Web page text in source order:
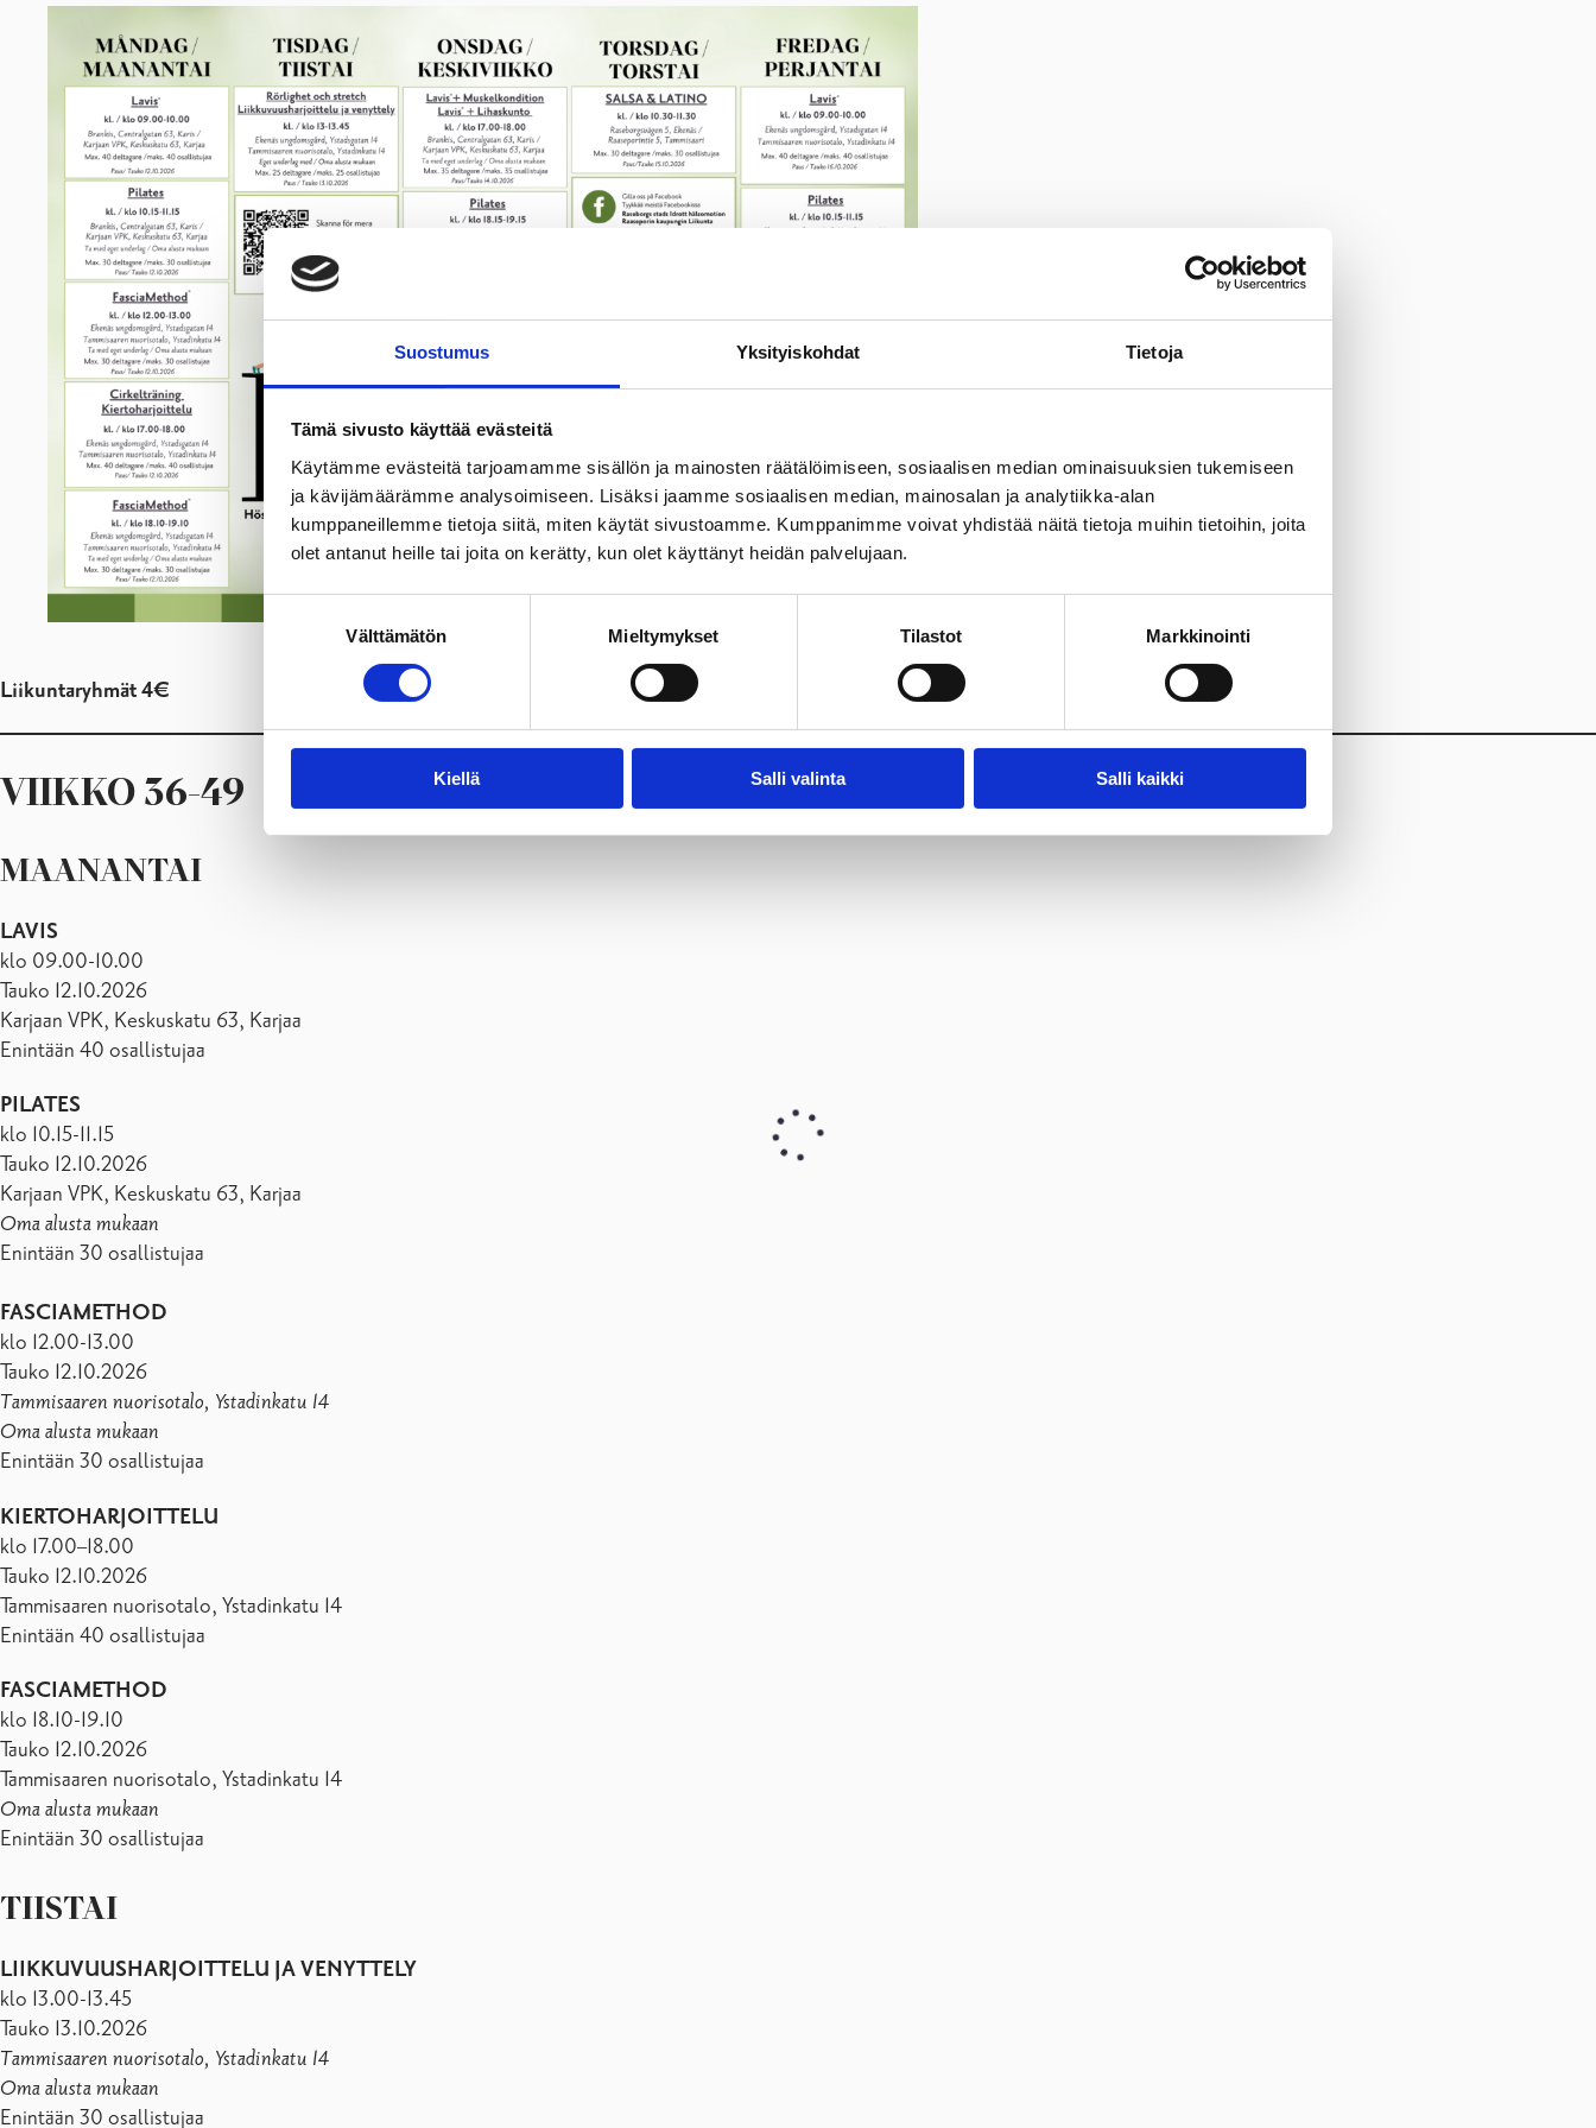
Suostumus Yksityiskohdat Tietoja
Tämä sivusto käyttää evästeitä
Käytämme evästeitä tarjoamamme sisällön ja mainosten räätälöimiseen, sosiaalisen median ominaisuuksien tukemiseen
ja kävijämäärämme analysoimiseen. Lisäksi jaamme sosiaalisen median, mainosalan ja analytiikka-alan
kumppaneillemme tietoja siitä, miten käytät sivustoamme. Kumppanimme voivat yhdistää näitä tietoja muihin tietoihin, joita
olet antanut heille tai joita on kerätty, kun olet käyttänyt heidän palvelujaan.
Välttämätön Mieltymykset Tilastot Markkinointi
Kiellä Salli valinta Salli kaikki
Liikuntaryhmät 4€
VIIKKO 36-49
MAANANTAI
LAVIS
klo 09.00-10.00
Tauko 12.10.2026
Karjaan VPK, Keskuskatu 63, Karjaa
Enintään 40 osallistujaa
PILATES
klo 10.15-11.15
Tauko 12.10.2026
Karjaan VPK, Keskuskatu 63, Karjaa
Oma alusta mukaan
Enintään 30 osallistujaa
FASCIAMETHOD
klo 12.00-13.00
Tauko 12.10.2026
Tammisaaren nuorisotalo, Ystadinkatu 14
Oma alusta mukaan
Enintään 30 osallistujaa
KIERTOHARJOITTELU
klo 17.00–18.00
Tauko 12.10.2026
Tammisaaren nuorisotalo, Ystadinkatu 14
Enintään 40 osallistujaa
FASCIAMETHOD
klo 18.10-19.10
Tauko 12.10.2026
Tammisaaren nuorisotalo, Ystadinkatu 14
Oma alusta mukaan
Enintään 30 osallistujaa
TIISTAI
LIIKKUVUUSHARJOITTELU JA VENYTTELY
klo 13.00-13.45
Tauko 13.10.2026
Tammisaaren nuorisotalo, Ystadinkatu 14
Oma alusta mukaan
Enintään 30 osallistujaa